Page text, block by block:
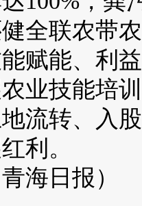
联农带农
赋能、利
业技能培
流转、入
利。
日报）